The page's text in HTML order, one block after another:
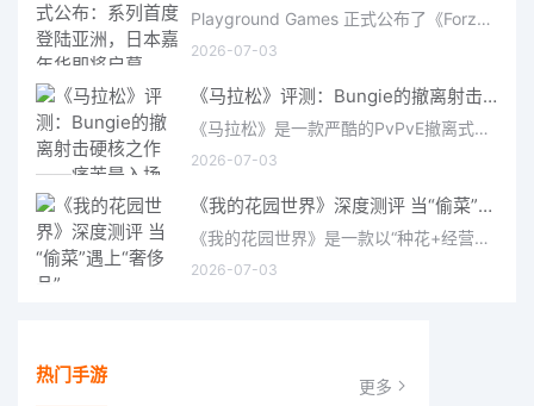
Playground Games 正式公布了《Forza Horizon 6》，这次备受赞誉的地平线嘉年华将首次驶入亚洲，落户日本。玩家
2026-07-03
《马拉松》评测：Bungie的撤离射击硬核之作——痛苦是入场券，回报是顶级的
《马拉松》是一款严酷的PvPvE撤离式射击游戏，现已登陆PS5、Xbox Series X/S和PC。它继承了Bungie上世纪90年
2026-07-03
《我的花园世界》深度测评 当“偷菜”遇上“奢侈品”
《我的花园世界》是一款以“种花+经营+社交”为核心的模拟经营类手游。游戏将玩家置于一个古风花园环境中，扮
2026-07-03
热门手游 更多